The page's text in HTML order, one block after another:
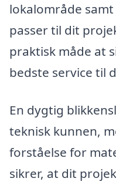
lokalområde
passer til dit
praktisk måde at
bedste service til
En dygtig
teknisk kunnen,
forståelse for
sikrer, at dit